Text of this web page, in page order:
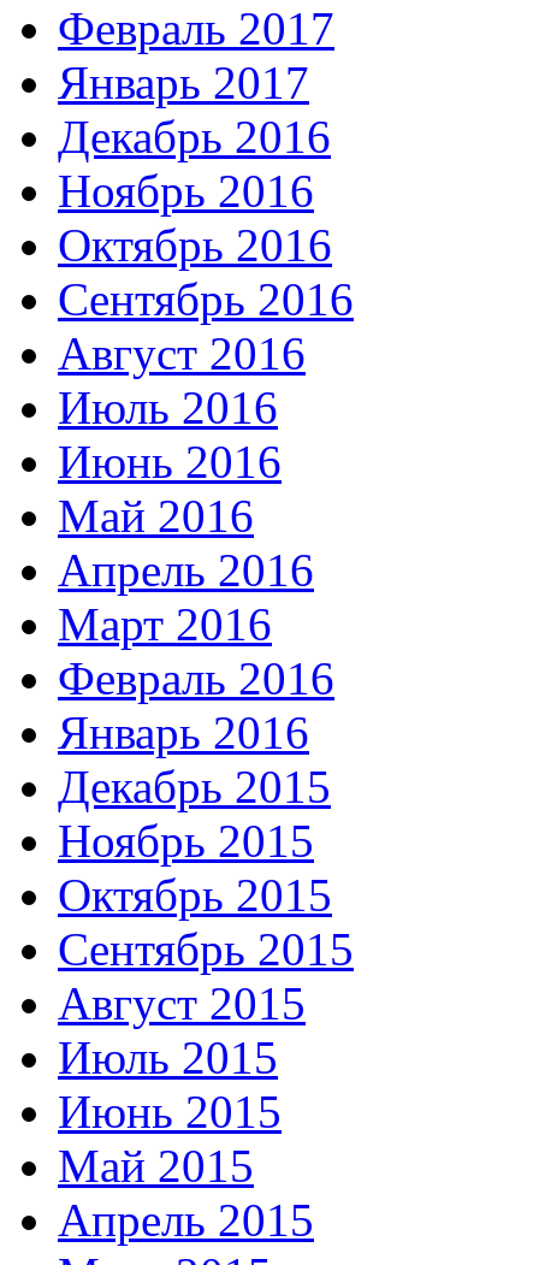
Февраль 2017
Январь 2017
Декабрь 2016
Ноябрь 2016
Октябрь 2016
Сентябрь 2016
Август 2016
Июль 2016
Июнь 2016
Май 2016
Апрель 2016
Март 2016
Февраль 2016
Январь 2016
Декабрь 2015
Ноябрь 2015
Октябрь 2015
Сентябрь 2015
Август 2015
Июль 2015
Июнь 2015
Май 2015
Апрель 2015